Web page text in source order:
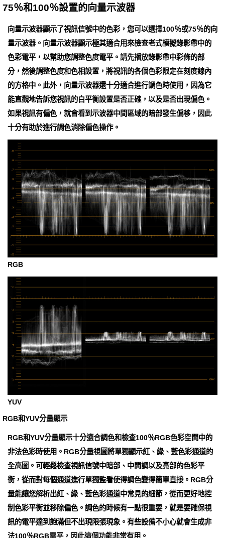
75％和100％設置的向量示波器
向量示波器顯示了視訊信號中的色彩，您可以選擇100％或75％的向
量示波器。向量示波器顯示極其適合用來檢查老式模擬錄影帶中的
色彩電平，以幫助您調整色度電平。請先播放錄影帶中彩條的部
分，然後調整色度和色相設置，將視訊的各個色彩限定在刻度線內
的方格中。此外，向量示波器還十分適合進行調色時使用，因為它
能直觀地告訴您視訊的白平衡設置是否正確，以及是否出現偏色。
如果視訊有偏色，就會看到示波器中間區域的暗部發生偏移，因此
十分有助於進行調色消除偏色操作。
RGB
YUV
RGB和YUV分量顯示
RGB和YUV分量顯示十分適合調色和檢查100％RGB色彩空間中的
非法色彩時使用。RGB分量視圖將單獨顯示紅、綠、藍色彩通道的
全高圖。可輕鬆檢查視訊信號中暗部、中間調以及亮部的色彩平
衡，從而對每個通道進行單獨監看使得調色變得簡單直接。RGB分
量能讓您解析出紅、綠、藍色彩通道中常見的細節，從而更好地控
制色彩平衡並移除偏色。調色的時候有一點很重要，就是要確保視
訊的電平達到飽滿但不出現限張現象。有些設備不小心就會生成非
法100％RGB電平，因此這個功能非常有用。